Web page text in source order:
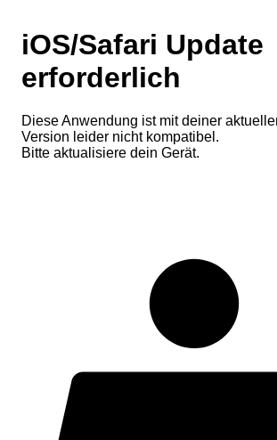
iOS/Safari Update
erforderlich
Diese Anwendung ist mit deiner
Version leider nicht kompatibel.
Bitte aktualisiere dein Gerät.